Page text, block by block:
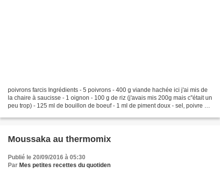
poivrons farcis Ingrédients - 5 poivrons - 400 g viande hachée ici j'ai mis de
la chaire à saucisse - 1 oignon - 100 g de riz (j'avais mis 200g mais c''était un
peu trop) - 125 ml de bouillon de boeuf - 1 ml de piment doux - sel, poivre 1)
Moussaka au thermomix
Publié le 20/09/2016 à 05:30
Par Mes petites recettes du quotiden